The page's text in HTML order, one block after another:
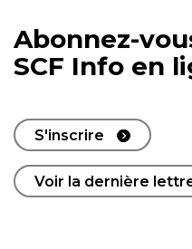
Abonnez-
SCF Info en
S'inscrire
Voir la dernière